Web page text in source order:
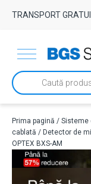
TRANSPORT
Products
search
Prima pagină / Sisteme
cablată / Detector de
OPTEX BXS-AM